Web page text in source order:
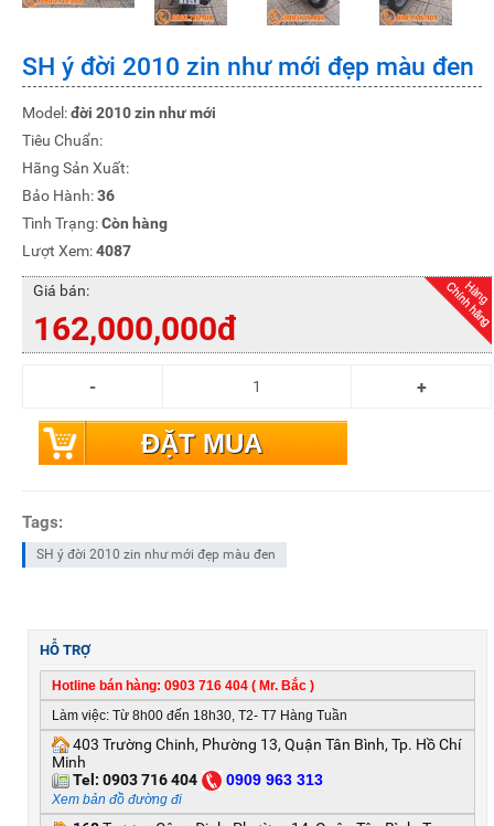
SH ý đời 2010 zin như mới đẹp màu đen
Model:đời 2010 zin như mới
Tiêu Chuẩn:
Hãng Sản Xuất:
Bảo Hành:36
Tình Trạng:Còn hàng
Lượt Xem:4087
Giá bán:
162,000,000đ
ĐẶT MUA
Tags:
SH ý đời 2010 zin như mới đẹp màu đen
HỖ TRỢ
Hotline bán hàng: 0903 716 404 ( Mr. Bắc )
Làm việc: Từ 8h00 đến 18h30, T2- T7 Hàng Tuần
403 Trường Chinh, Phường 13, Quận Tân Bình, Tp. Hồ Chí
Minh
Tel: 0903 716 404 0909 963 313
Xem bản đồ đường đi